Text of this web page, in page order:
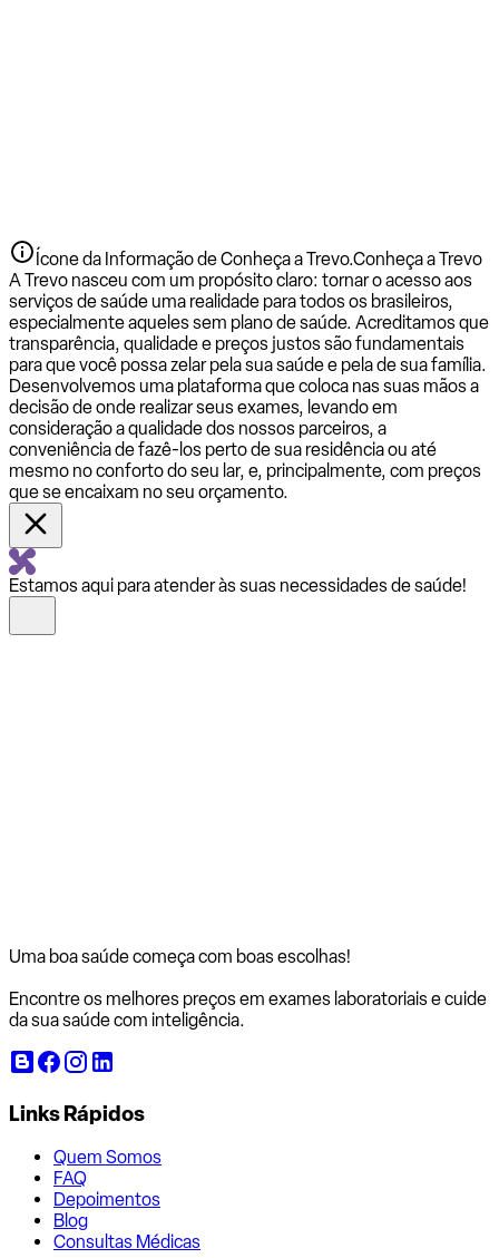
Ícone da Informação de Conheça a Trevo.Conheça a Trevo
A Trevo nasceu com um propósito claro: tornar o acesso aos
serviços de saúde uma realidade para todos os brasileiros,
especialmente aqueles sem plano de saúde. Acreditamos que
transparência, qualidade e preços justos são fundamentais
para que você possa zelar pela sua saúde e pela de sua família.
Desenvolvemos uma plataforma que coloca nas suas mãos a
decisão de onde realizar seus exames, levando em
consideração a qualidade dos nossos parceiros, a
conveniência de fazê-los perto de sua residência ou até
mesmo no conforto do seu lar, e, principalmente, com preços
que se encaixam no seu orçamento.
Estamos aqui para atender às suas necessidades de saúde!
Uma boa saúde começa com boas escolhas!
Encontre os melhores preços em exames laboratoriais e cuide
da sua saúde com inteligência.
Links Rápidos
Quem Somos
FAQ
Depoimentos
Blog
Consultas Médicas